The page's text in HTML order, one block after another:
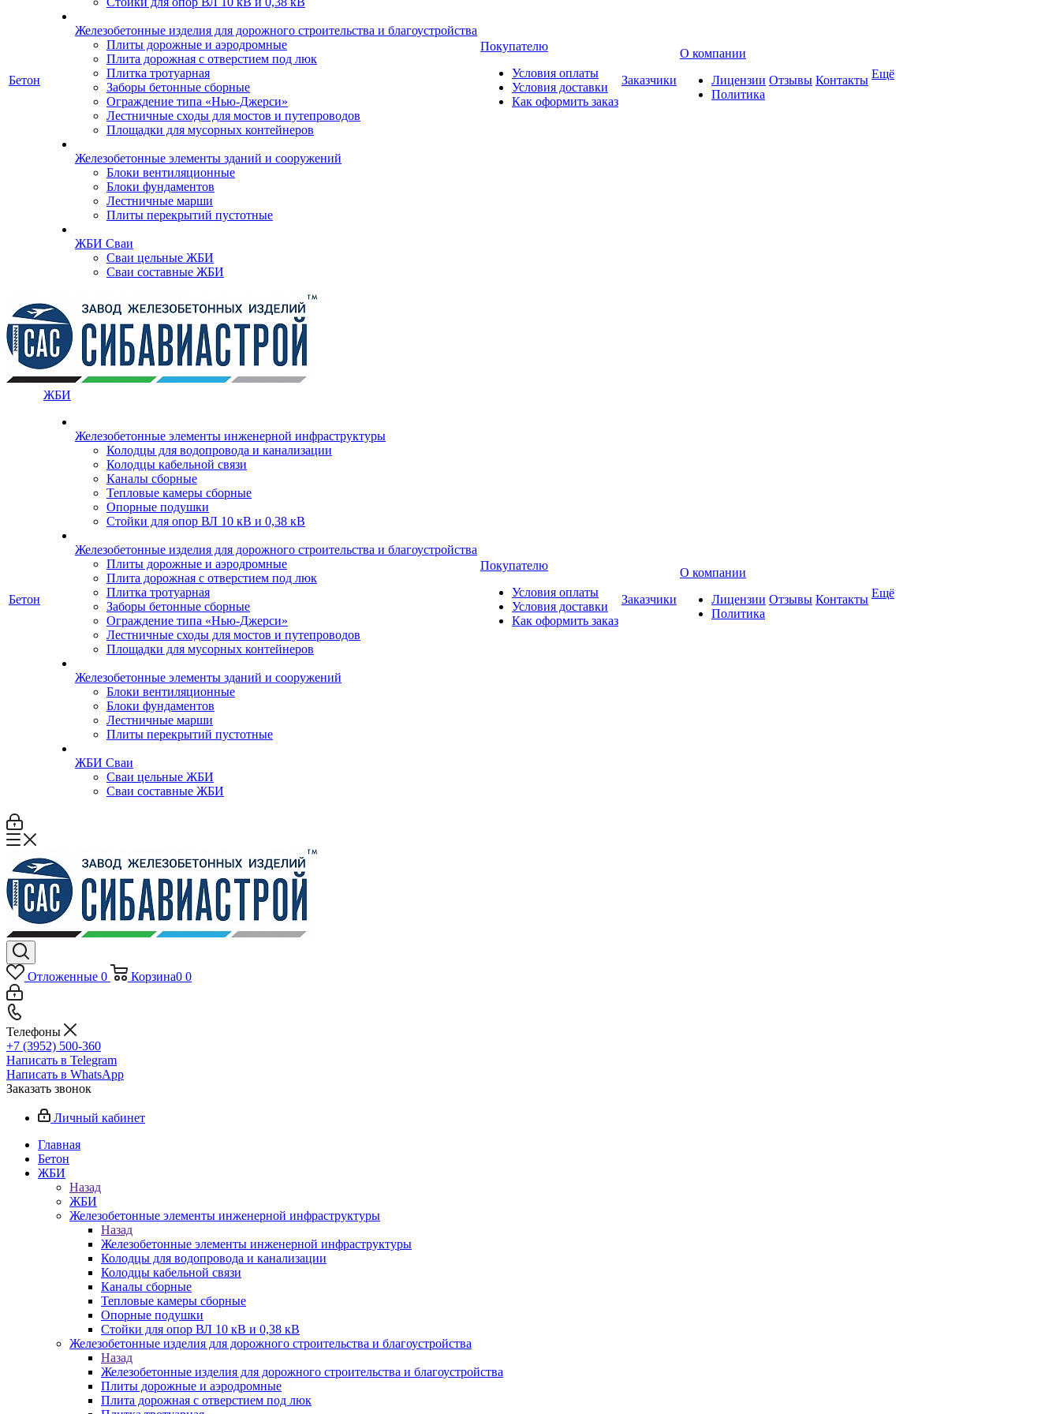
Бетон
Железобетонные изделия для дорожного строительства и благоустройства
Плиты дорожные и аэродромные
Плита дорожная с отверстием под люк
Плитка тротуарная
Заборы бетонные сборные
Ограждение типа «Нью-Джерси»
Лестничные сходы для мостов и путепроводов
Площадки для мусорных контейнеров
Железобетонные элементы зданий и сооружений
Блоки вентиляционные
Блоки фундаментов
Лестничные марши
Плиты перекрытий пустотные
ЖБИ Сваи
Сваи цельные ЖБИ
Сваи составные ЖБИ
Покупателю
Условия оплаты
Условия доставки
Как оформить заказ
Заказчики
О компании
Лицензии
Политика
Отзывы Контакты Ещё
Бетон
ЖБИ
Железобетонные элементы инженерной инфраструктуры
Колодцы для водопровода и канализации
Колодцы кабельной связи
Каналы сборные
Тепловые камеры сборные
Опорные подушки
Стойки для опор ВЛ 10 кВ и 0,38 кВ
Железобетонные изделия для дорожного строительства и благоустройства
Плиты дорожные и аэродромные
Плита дорожная с отверстием под люк
Плитка тротуарная
Заборы бетонные сборные
Ограждение типа «Нью-Джерси»
Лестничные сходы для мостов и путепроводов
Площадки для мусорных контейнеров
Железобетонные элементы зданий и сооружений
Блоки вентиляционные
Блоки фундаментов
Лестничные марши
Плиты перекрытий пустотные
ЖБИ Сваи
Сваи цельные ЖБИ
Сваи составные ЖБИ
Покупателю
Условия оплаты
Условия доставки
Как оформить заказ
Заказчики
О компании
Лицензии
Политика
Отзывы Контакты Ещё
Отложенные 0 Корзина0 0
Телефоны
+7 (3952) 500-360
Написать в Telegram
Написать в WhatsApp
Заказать звонок
Личный кабинет
Главная
Бетон
ЖБИ
Назад
ЖБИ
Железобетонные элементы инженерной инфраструктуры
Назад
Железобетонные элементы инженерной инфраструктуры
Колодцы для водопровода и канализации
Колодцы кабельной связи
Каналы сборные
Тепловые камеры сборные
Опорные подушки
Стойки для опор ВЛ 10 кВ и 0,38 кВ
Железобетонные изделия для дорожного строительства и благоустройства
Назад
Железобетонные изделия для дорожного строительства и благоустройства
Плиты дорожные и аэродромные
Плита дорожная с отверстием под люк